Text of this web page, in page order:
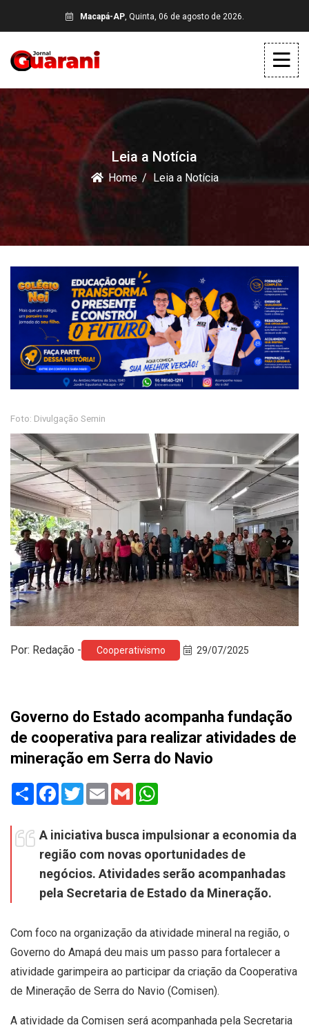
Macapá-AP, Quinta, 06 de agosto de 2026.
Leia a Notícia
Home Leia a Notícia
Foto: Divulgação Semin
Por: Redação - Cooperativismo 29/07/2025
Governo do Estado acompanha fundação
de cooperativa para realizar atividades de
mineração em Serra do Navio
Share Facebook
TwitterEmail Gmail
A iniciativa busca impulsionar a economia da
região com novas oportunidades de
negócios. Atividades serão acompanhadas
pela Secretaria de Estado da Mineração.
Com foco na organização da atividade mineral na região, o
Governo do Amapá deu mais um passo para fortalecer a
atividade garimpeira ao participar da criação da Cooperativa
de Mineração de Serra do Navio (Comisen).
A atividade da Comisen será acompanhada pela Secretaria